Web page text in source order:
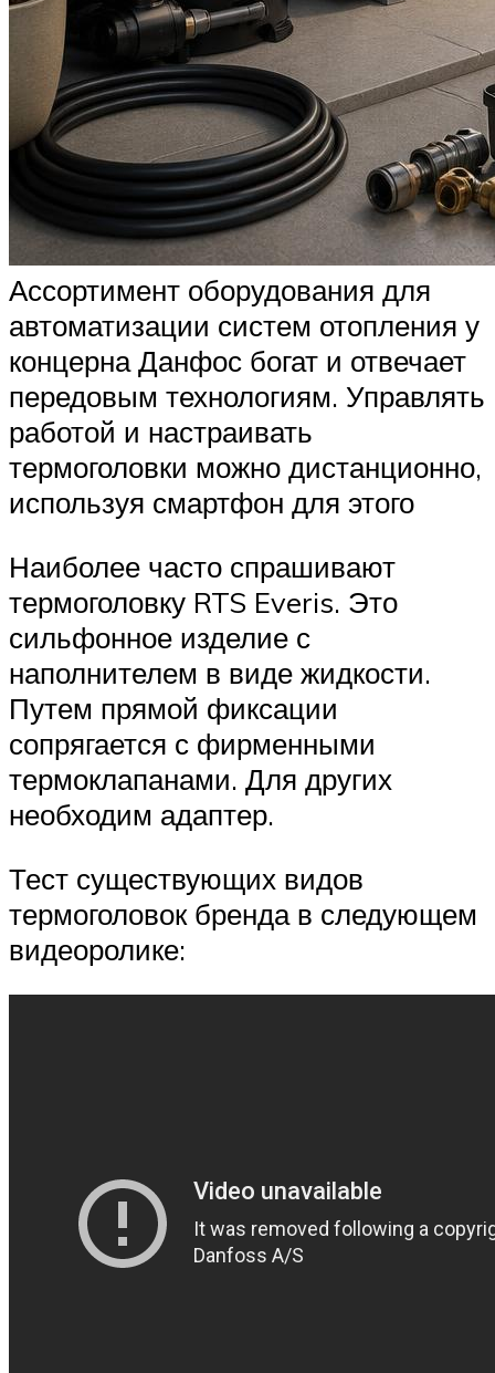
Ассортимент оборудования для
автоматизации систем отопления у
концерна Данфос богат и отвечает
передовым технологиям. Управлять
работой и настраивать
термоголовки можно дистанционно,
используя смартфон для этого
Наиболее часто спрашивают
термоголовку RTS Everis. Это
сильфонное изделие с
наполнителем в виде жидкости.
Путем прямой фиксации
сопрягается с фирменными
термоклапанами. Для других
необходим адаптер.
Тест существующих видов
термоголовок бренда в следующем
видеоролике: